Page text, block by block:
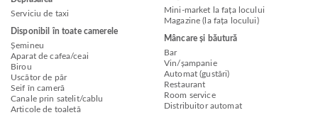
Serviciu de taxi
Disponibil în toate camerele
Șemineu
Aparat de cafea/ceai
Birou
Uscător de păr
Seif în cameră
Canale prin satelit/cablu
Articole de toaletă
Mini-market la fața locului
Magazine (la fața locului)
Mâncare și băutură
Bar
Vin/șampanie
Automat (gustări)
Restaurant
Room service
Distribuitor automat